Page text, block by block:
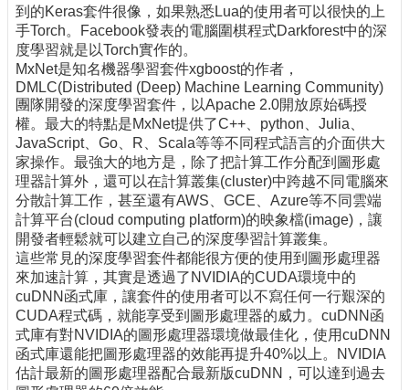
到的Keras套件很像，如果熟悉Lua的使用者可以很快的上
手Torch。Facebook發表的電腦圍棋程式Darkforest中的深
度學習就是以Torch實作的。
MxNet是知名機器學習套件xgboost的作者，
DMLC(Distributed (Deep) Machine Learning Community)
團隊開發的深度學習套件，以Apache 2.0開放原始碼授
權。最大的特點是MxNet提供了C++、python、Julia、
JavaScript、Go、R、Scala等等不同程式語言的介面供大
家操作。最強大的地方是，除了把計算工作分配到圖形處
理器計算外，還可以在計算叢集(cluster)中跨越不同電腦來
分散計算工作，甚至還有AWS、GCE、Azure等不同雲端
計算平台(cloud computing platform)的映象檔(image)，讓
開發者輕鬆就可以建立自己的深度學習計算叢集。
這些常見的深度學習套件都能很方便的使用到圖形處理器
來加速計算，其實是透過了NVIDIA的CUDA環境中的
cuDNN函式庫，讓套件的使用者可以不寫任何一行艱深的
CUDA程式碼，就能享受到圖形處理器的威力。cuDNN函
式庫有對NVIDIA的圖形處理器環境做最佳化，使用cuDNN
函式庫還能把圖形處理器的效能再提升40%以上。NVIDIA
估計最新的圖形處理器配合最新版cuDNN，可以達到過去